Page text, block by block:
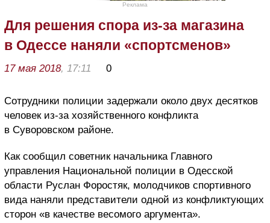
Реклама
Для решения спора из-за магазина
в Одессе наняли «спортсменов»
17 мая 2018, 17:11 0
Сотрудники полиции задержали около двух десятков
человек из-за хозяйственного конфликта
в Суворовском районе.
Как сообщил советник начальника Главного
управления Национальной полиции в Одесской
области Руслан Форостяк, молодчиков спортивного
вида наняли представители одной из конфликтующих
сторон «в качестве весомого аргумента».